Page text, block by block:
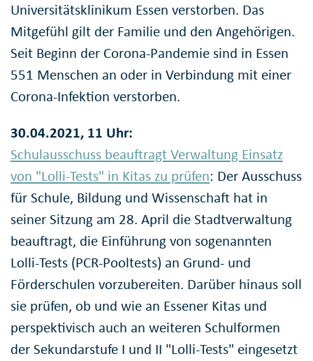
Universitätsklinikum Essen verstorben. Das
Mitgefühl gilt der Familie und den Angehörigen.
Seit Beginn der Corona-Pandemie sind in Essen
551 Menschen an oder in Verbindung mit einer
Corona-Infektion verstorben.
30.04.2021, 11 Uhr:
Schulausschuss beauftragt Verwaltung Einsatz
von "Lolli-Tests" in Kitas zu prüfen: Der Ausschuss
für Schule, Bildung und Wissenschaft hat in
seiner Sitzung am 28. April die Stadtverwaltung
beauftragt, die Einführung von sogenannten
Lolli-Tests (PCR-Pooltests) an Grund- und
Förderschulen vorzubereiten. Darüber hinaus soll
sie prüfen, ob und wie an Essener Kitas und
perspektivisch auch an weiteren Schulformen
der Sekundarstufe I und II "Lolli-Tests" eingesetzt